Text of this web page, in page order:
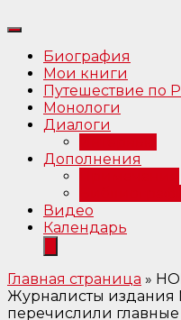
Биография
Мои книги
Путешествие по
Монологи
Диалоги
Дополнения
Видео
Календарь
Главная страница »
Журналисты издания
перечислили